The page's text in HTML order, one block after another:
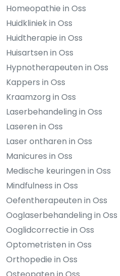
Homeopathie in Oss
Huidkliniek in Oss
Huidtherapie in Oss
Huisartsen in Oss
Hypnotherapeuten in Oss
Kappers in Oss
Kraamzorg in Oss
Laserbehandeling in Oss
Laseren in Oss
Laser ontharen in Oss
Manicures in Oss
Medische keuringen in Oss
Mindfulness in Oss
Oefentherapeuten in Oss
Ooglaserbehandeling in Oss
Ooglidcorrectie in Oss
Optometristen in Oss
Orthopedie in Oss